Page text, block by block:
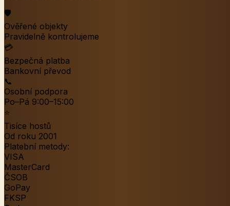
🛡️
Ověřené objekty
Pravidelně kontrolujeme
💳
Bezpečná platba
Bankovní převod
📞
Osobní podpora
Po–Pá 9:00–15:00
⭐
Tisíce hostů
Od roku 2001
Platební metody:
VISA
MasterCard
ČSOB
GoPay
FKSP